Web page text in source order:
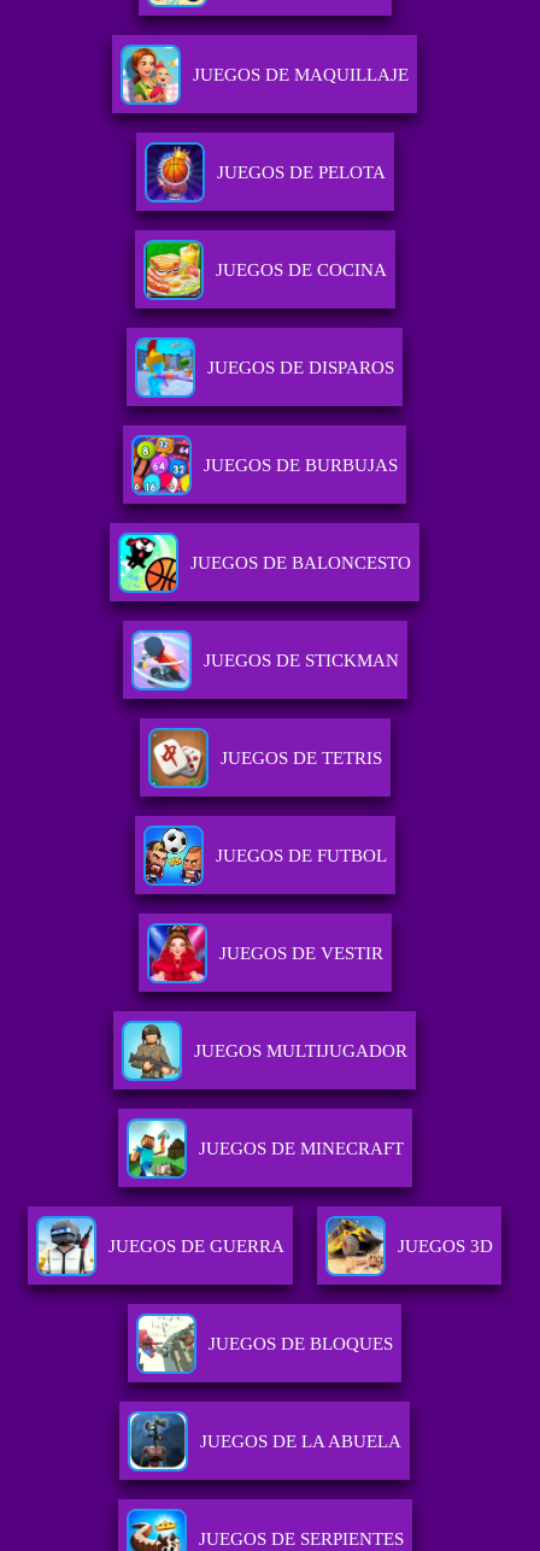
JUEGOS DE MAQUILLAJE
JUEGOS DE PELOTA
JUEGOS DE COCINA
JUEGOS DE DISPAROS
JUEGOS DE BURBUJAS
JUEGOS DE BALONCESTO
JUEGOS DE STICKMAN
JUEGOS DE TETRIS
JUEGOS DE FUTBOL
JUEGOS DE VESTIR
JUEGOS MULTIJUGADOR
JUEGOS DE MINECRAFT
JUEGOS DE GUERRA JUEGOS 3D
JUEGOS DE BLOQUES
JUEGOS DE LA ABUELA
JUEGOS DE SERPIENTES